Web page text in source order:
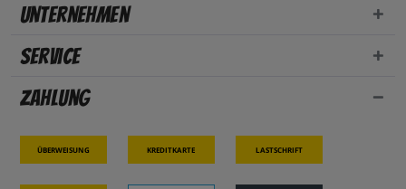
Unternehmen
Service
Zahlung
Überweisung Kreditkarte Lastschrift